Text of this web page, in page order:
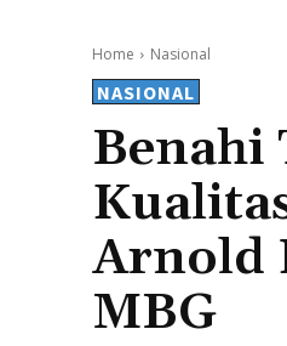
Home Nasional
NASIONAL
Benahi
Arnold
MBG